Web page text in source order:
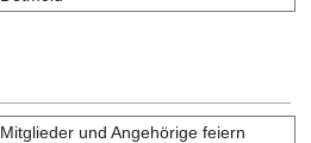
Mitglieder und Angehörige feiern